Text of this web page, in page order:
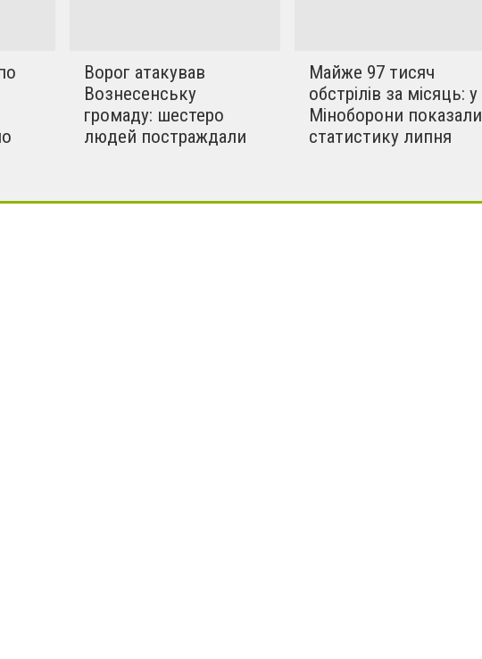
Ворог атакував
Вознесенську
громаду: шестеро
людей постраждали
Майже 97 тисяч
обстрілів за місяць: у
Міноборони показали
статистику липня